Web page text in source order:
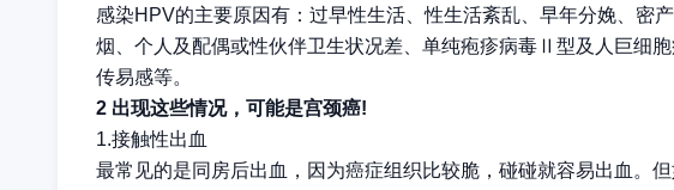
感染HPV的主要原因有：过早性生活、性生活紊乱、早年分娩、密
烟、个人及配偶或性伙伴卫生状况差、单纯疱疹病毒Ⅱ型及人巨细
传易感等。
2 出现这些情况，可能是宫颈癌!
1.接触性出血
最常见的是同房后出血，因为癌症组织比较脆，碰碰就容易出血。